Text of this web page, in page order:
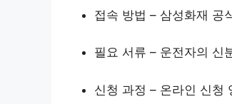
접속 방법 – 삼성화재 공
필요 서류 – 운전자의 신
신청 과정 – 온라인 신청